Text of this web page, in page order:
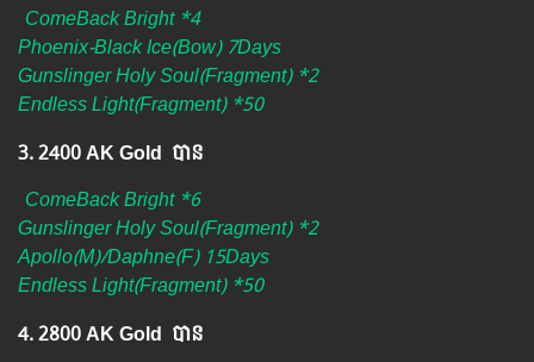
ComeBack Bright *4
Phoenix-Black Ice(Bow) 7Days
Gunslinger Holy Soul(Fragment) *2
Endless Light(Fragment) *50
3. 2400 AK Gold បាន ​
ComeBack Bright *6
Gunslinger Holy Soul(Fragment) *2
Apollo(M)/Daphne(F) 15Days
Endless Light(Fragment) *50
4. 2800 AK Gold បាន